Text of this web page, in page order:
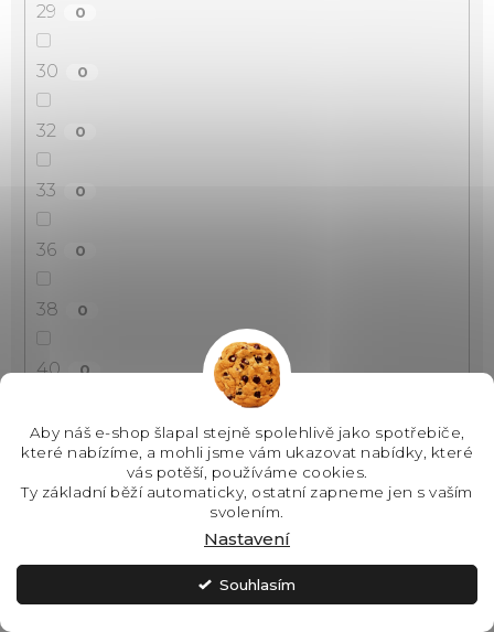
Aby náš e-shop šlapal stejně spolehlivě jako spotřebiče,
které nabízíme, a mohli jsme vám ukazovat nabídky, které
vás potěší, používáme cookies.
Ty základní běží automaticky, ostatní zapneme jen s vaším
svolením.
Nastavení
Souhlasím
29 0
30 0
32 0
33 0
36 0
38 0
40 0
44 0
46 1
48 0